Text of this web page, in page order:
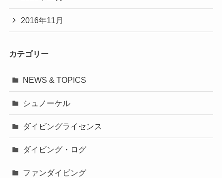
2016年11月
カテゴリー
NEWS & TOPICS
シュノーケル
ダイビングライセンス
ダイビング・ログ
ファンダイビング